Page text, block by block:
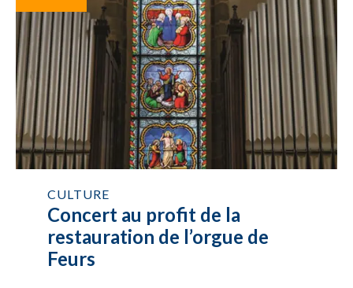
CULTURE
Concert au profit de la
restauration de l’orgue de
Feurs